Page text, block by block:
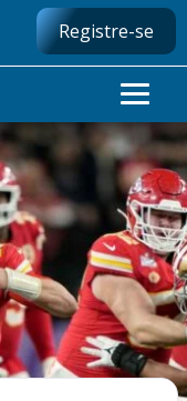
Registre-se